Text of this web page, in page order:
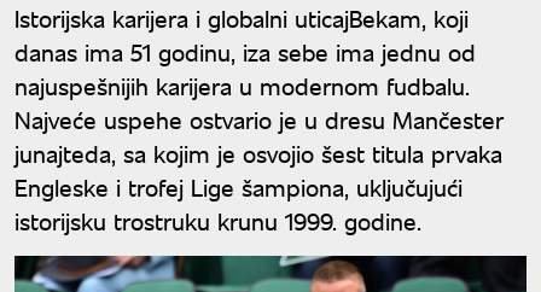
Istorijska karijera i globalni uticajBekam, koji
danas ima 51 godinu, iza sebe ima jednu od
najuspešnijih karijera u modernom fudbalu.
Najveće uspehe ostvario je u dresu Mančester
junajteda, sa kojim je osvojio šest titula prvaka
Engleske i trofej Lige šampiona, uključujući
istorijsku trostruku krunu 1999. godine.